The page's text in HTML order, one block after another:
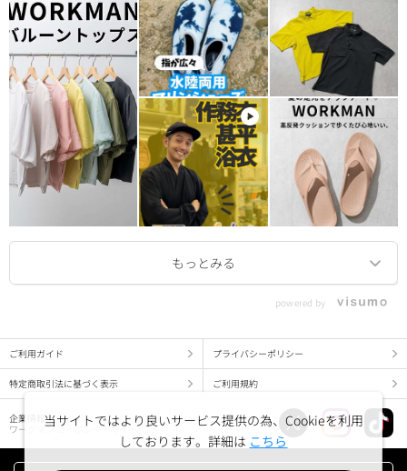
powered by
ご利用ガイド プライバシーポリシー
特定商取引法に基づく表示 ご利用規約
企業情報
ワークマン コーポレートサイト
当サイトではより良いサービス提供の為、Cookieを利用
しております。詳細は こちら